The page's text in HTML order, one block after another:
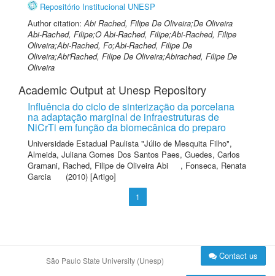
Repositório Institucional UNESP
Author citation:Abi Rached, Filipe De Oliveira;De Oliveira
Abi-Rached, Filipe;O Abi-Rached, Filipe;Abi-Rached, Filipe
Oliveira;Abi-Rached, Fo;Abi-Rached, Filipe De
Oliveira;Abi'Rached, Filipe De Oliveira;Abirached, Filipe De
Oliveira
Academic Output at Unesp Repository
Influência do ciclo de sinterização da porcelana
na adaptação marginal de infraestruturas de
NiCrTi em função da biomecânica do preparo
Universidade Estadual Paulista "Júlio de Mesquita Filho",
Almeida, Juliana Gomes Dos Santos Paes, Guedes, Carlos
Gramani, Rached, Filipe de Oliveira Abi , Fonseca, Renata
Garcia
(2010) [Artigo]
1
São Paulo State University (Unesp) Contact us